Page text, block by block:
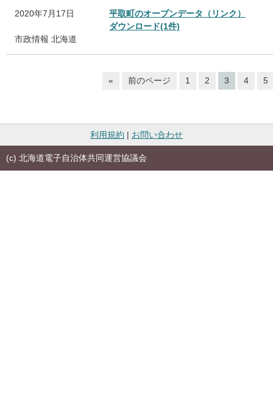
2020年7月17日
平取町のオープンデータ（リンク）
ダウンロード(1件)
市政情報 北海道
« 前のページ 1 2 3 4 5
利用規約 | お問い合わせ
(c) 北海道電子自治体共同運営協議会